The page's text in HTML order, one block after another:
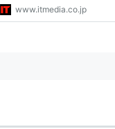
www.itmedia.co.jp